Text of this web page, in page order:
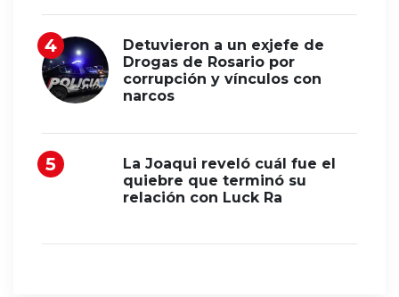
Detuvieron a un exjefe de
Drogas de Rosario por
corrupción y vínculos con
narcos
La Joaqui reveló cuál fue el
quiebre que terminó su
relación con Luck Ra